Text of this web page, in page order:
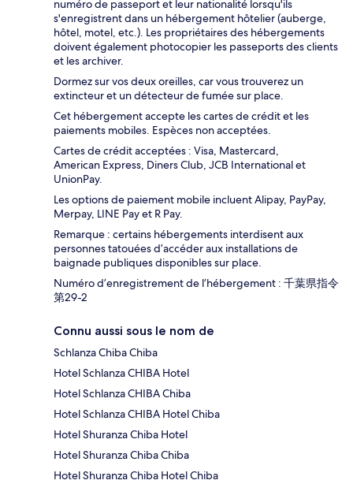
numéro de passeport et leur nationalité lorsqu'ils
s'enregistrent dans un hébergement hôtelier (auberge,
hôtel, motel, etc.). Les propriétaires des hébergements
doivent également photocopier les passeports des clients
et les archiver.
Dormez sur vos deux oreilles, car vous trouverez un
extincteur et un détecteur de fumée sur place.
Cet hébergement accepte les cartes de crédit et les
paiements mobiles. Espèces non acceptées.
Cartes de crédit acceptées : Visa, Mastercard,
American Express, Diners Club, JCB International et
UnionPay.
Les options de paiement mobile incluent Alipay, PayPay,
Merpay, LINE Pay et R Pay.
Remarque : certains hébergements interdisent aux
personnes tatouées d’accéder aux installations de
baignade publiques disponibles sur place.
Numéro d’enregistrement de l’hébergement : 千葉県指令
第29-2
Connu aussi sous le nom de
Schlanza Chiba Chiba
Hotel Schlanza CHIBA Hotel
Hotel Schlanza CHIBA Chiba
Hotel Schlanza CHIBA Hotel Chiba
Hotel Shuranza Chiba Hotel
Hotel Shuranza Chiba Chiba
Hotel Shuranza Chiba Hotel Chiba